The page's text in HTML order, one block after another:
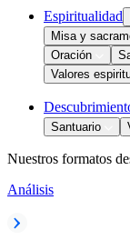
Espiritualidad
Misa y
Oración
Valores
Santuario
Nuestros formatos
Análisis